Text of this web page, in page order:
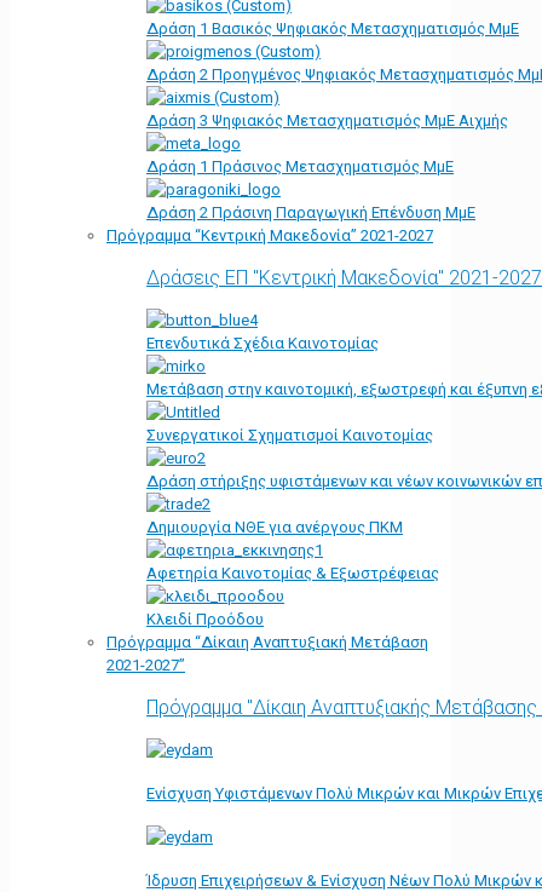
Δράση 1 Βασικός Ψηφιακός Μετασχηματισμός ΜμΕ
Δράση 2 Προηγμένος Ψηφιακός Μετασχηματισμός
Δράση 3 Ψηφιακός Μετασχηματισμός ΜμΕ Αιχμής
Δράση 1 Πράσινος Μετασχηματισμός ΜμΕ
Δράση 2 Πράσινη Παραγωγική Επένδυση ΜμΕ
Πρόγραμμα “Κεντρική Μακεδονία” 2021-2027
Δράσεις ΕΠ "Κεντρική Μακεδονία" 2021-2027
Επενδυτικά Σχέδια Καινοτομίας
Μετάβαση στην καινοτομική, εξωστρεφή και έξυπνη
Συνεργατικοί Σχηματισμοί Καινοτομίας
Δράση στήριξης υφιστάμενων και νέων κοινωνικών
Δημιουργία ΝΘΕ για ανέργους ΠΚΜ
Αφετηρία Kαινοτομίας & Εξωστρέφειας
Κλειδί Προόδου
Πρόγραμμα “Δίκαιη Αναπτυξιακή Μετάβαση
2021-2027”
Πρόγραμμα "Δίκαιη Αναπτυξιακής
Ενίσχυση Υφιστάμενων Πολύ Μικρών και Μικρών
Ίδρυση Επιχειρήσεων & Ενίσχυση Νέων Πολύ Μικρών